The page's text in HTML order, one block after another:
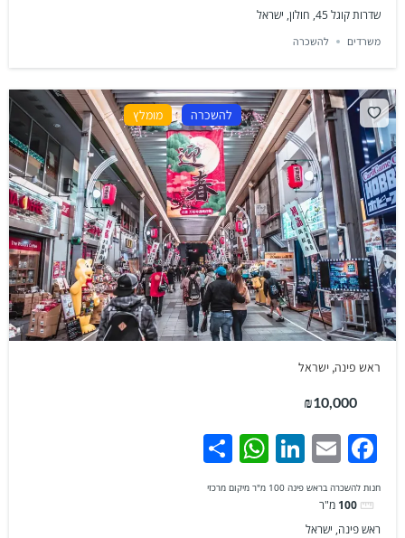
שדרות קוגל 45, חולון, ישראל
משרדים להשכרה
להשכרה מומלץ
ראש פינה, ישראל
₪10,000
Facebook
Email
LinkedIn
WhatsApp
Share
חנות להשכרה בראש פינה 100 מ"ר מיקום מרכזי
100מ"ר
ראש פינה, ישראל